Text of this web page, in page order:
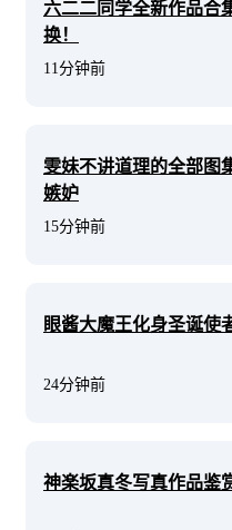
六二二同学全新作品合
换！
11分钟前
雯妹不讲道理的全部图
嫉妒
15分钟前
眼酱大魔王化身圣诞使
24分钟前
神楽坂真冬写真作品鉴